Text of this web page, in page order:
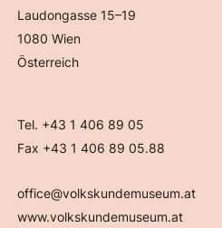
Laudongasse 15–19
1080 Wien
Österreich
Tel. +43 1 406 89 05
Fax +43 1 406 89 05.88
office@volkskundemuseum.at
www.volkskundemuseum.at